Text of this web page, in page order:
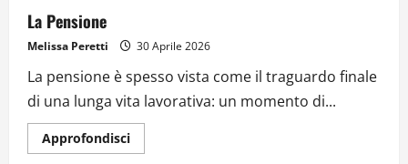
La Pensione
Melissa Peretti 30 Aprile 2026
La pensione è spesso vista come il traguardo finale
di una lunga vita lavorativa: un momento di...
Approfondisci